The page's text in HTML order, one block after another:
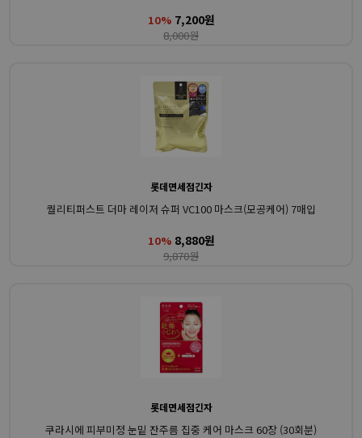
10% 7,200원
8,000원
롯데면세점긴자
퀄리티퍼스트 더마 레이저 슈퍼 VC100 마스크(모공케어) 7매입
10% 8,880원
9,870원
롯데면세점긴자
쿠라시에 피부미정 눈밑 잔주름 집중 케어 마스크 60장 (30회분)